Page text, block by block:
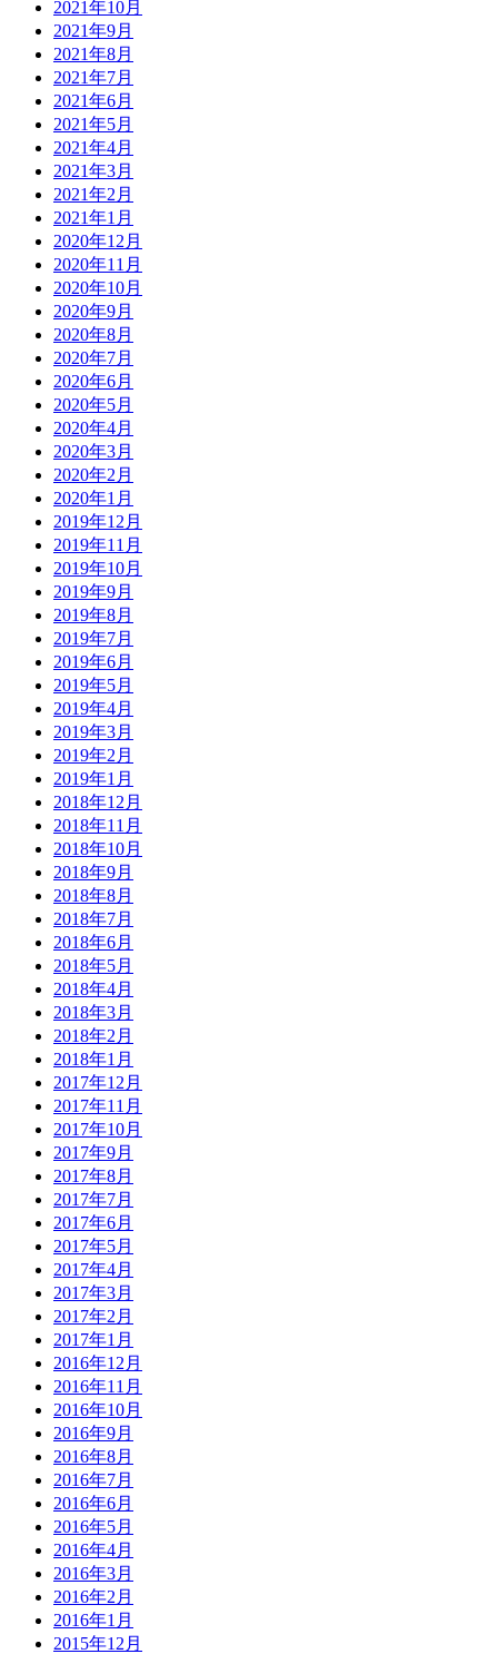
2021年10月
2021年9月
2021年8月
2021年7月
2021年6月
2021年5月
2021年4月
2021年3月
2021年2月
2021年1月
2020年12月
2020年11月
2020年10月
2020年9月
2020年8月
2020年7月
2020年6月
2020年5月
2020年4月
2020年3月
2020年2月
2020年1月
2019年12月
2019年11月
2019年10月
2019年9月
2019年8月
2019年7月
2019年6月
2019年5月
2019年4月
2019年3月
2019年2月
2019年1月
2018年12月
2018年11月
2018年10月
2018年9月
2018年8月
2018年7月
2018年6月
2018年5月
2018年4月
2018年3月
2018年2月
2018年1月
2017年12月
2017年11月
2017年10月
2017年9月
2017年8月
2017年7月
2017年6月
2017年5月
2017年4月
2017年3月
2017年2月
2017年1月
2016年12月
2016年11月
2016年10月
2016年9月
2016年8月
2016年7月
2016年6月
2016年5月
2016年4月
2016年3月
2016年2月
2016年1月
2015年12月